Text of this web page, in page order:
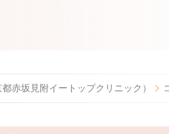
赤坂見附イートップクリニック）